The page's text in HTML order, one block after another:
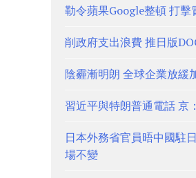
勒令蘋果Google整頓 打擊
削政府支出浪費 推日版
陰霾漸明朗 全球企業放緩
習近平與特朗普通電話 京
日本外務省官員晤中國駐
場不變